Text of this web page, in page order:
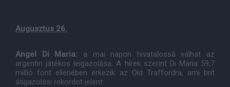
Augusztus 26.
Angel Di Maria: a mai napon hivatalossá válhat az
argentin játékos leigazolása. A hírek szerint Di Maria 59,7
millió font ellenében érkezik az Old Traffordra, ami brit
átigazolási rekordot jelent.